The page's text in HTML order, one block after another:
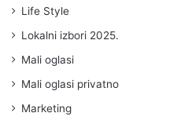
Life Style
Lokalni izbori 2025.
Mali oglasi
Mali oglasi privatno
Marketing